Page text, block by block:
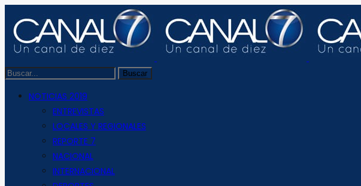
NOTICIAS 2019
ENTREVISTAS
LOCALES Y REGIONALES
REPORTE 7
NACIONAL
INTERNACIONAL